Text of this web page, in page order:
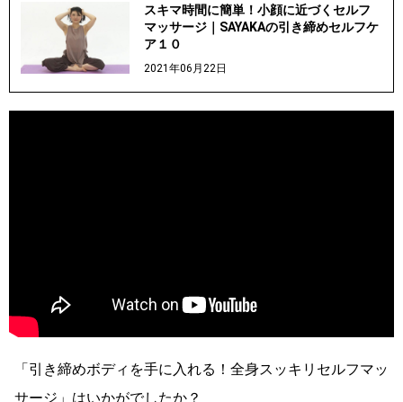
スキマ時間に簡単！小顔に近づくセルフ
マッサージ｜SAYAKAの引き締めセルフケ
ア１０
2021年06月22日
「引き締めボディを手に入れる！全身スッキリセルフマッ
サージ」はいかがでしたか？